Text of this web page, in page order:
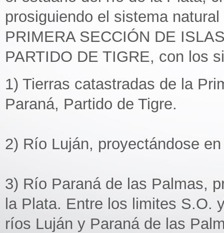
prosiguiendo el sistema
PRIMERA SECCIÓN DE
PARTIDO DE TIGRE, con los
1) Tierras catastradas de la
Paraná, Partido de Tigre.
2) Río Luján, proyectándose
3) Río Paraná de las Palmas,
la Plata. Entre los limites S.O.
ríos Luján y Paraná de las